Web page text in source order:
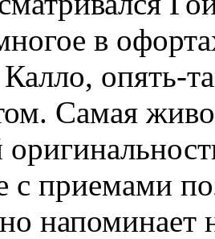
в
опять-
Самая
с приемами
напоминает